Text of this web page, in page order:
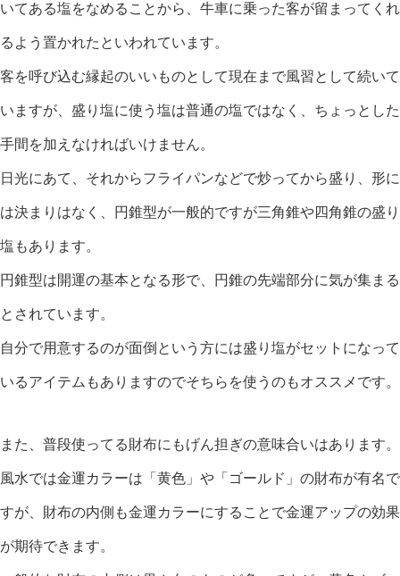
いてある塩をなめることから、牛車に乗った客が留まってくれ
るよう置かれたといわれています。
客を呼び込む縁起のいいものとして現在まで風習として続いて
いますが、盛り塩に使う塩は普通の塩ではなく、ちょっとした
手間を加えなければいけません。
日光にあて、それからフライパンなどで炒ってから盛り、形に
は決まりはなく、円錐型が一般的ですが三角錐や四角錐の盛り
塩もあります。
円錐型は開運の基本となる形で、円錐の先端部分に気が集まる
とされています。
自分で用意するのが面倒という方には盛り塩がセットになって
いるアイテムもありますのでそちらを使うのもオススメです。
また、普段使ってる財布にもげん担ぎの意味合いはあります。
風水では金運カラーは「黄色」や「ゴールド」の財布が有名で
すが、財布の内側も金運カラーにすることで金運アップの効果
が期待できます。